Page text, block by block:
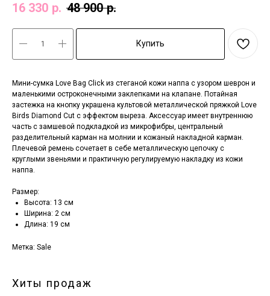
16 330 р. 48 900 р.
Купить
Мини-сумка Love Bag Click из стеганой кожи наппа с узором шеврон и
маленькими остроконечными заклепками на клапане. Потайная
застежка на кнопку украшена культовой металлической пряжкой Love
Birds Diamond Cut с эффектом выреза. Аксессуар имеет внутреннюю
часть с замшевой подкладкой из микрофибры, центральный
разделительный карман на молнии и кожаный накладной карман.
Плечевой ремень сочетает в себе металлическую цепочку с
круглыми звеньями и практичную регулируемую накладку из кожи
наппа.
Размер:
Высота: 13 см
Ширина: 2 см
Длина: 19 см
Метка: Sale
Хиты продаж